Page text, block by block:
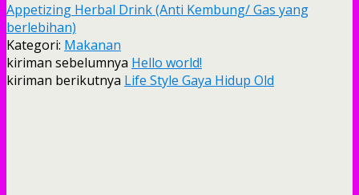
Appetizing Herbal Drink (Anti Kembung/ Gas yang
berlebihan)
Kategori: Makanan
kiriman sebelumnya Hello world!
kiriman berikutnya Life Style Gaya Hidup Old